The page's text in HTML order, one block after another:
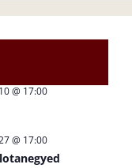
@ 17:00
@ 17:00